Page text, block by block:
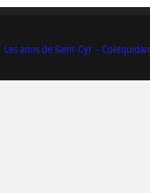
Les amis de Saint-Cyr – Coëtquidan